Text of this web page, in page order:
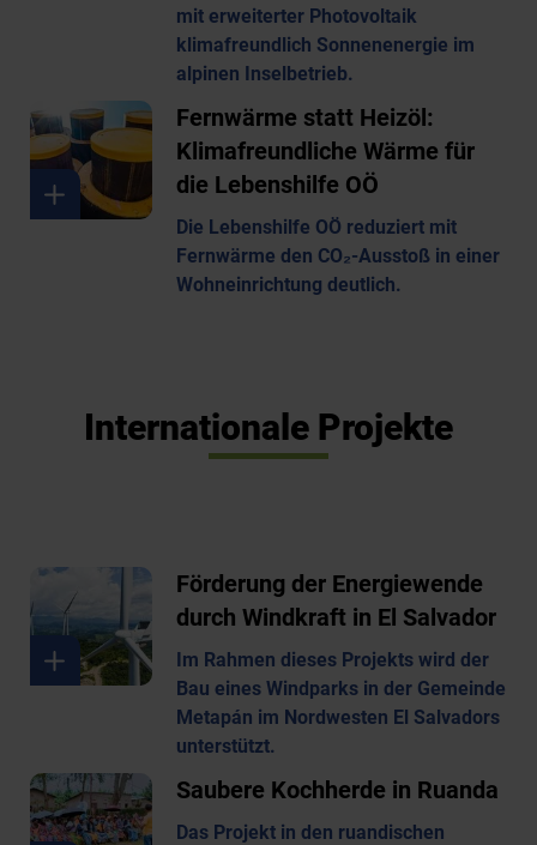
mit erweiterter Photovoltaik
klimafreundlich Sonnenenergie im
alpinen Inselbetrieb.
Fernwärme statt Heizöl:
Klimafreundliche Wärme für
die Lebenshilfe OÖ
Die Lebenshilfe OÖ reduziert mit
Fernwärme den CO₂-Ausstoß in einer
Wohneinrichtung deutlich.
Internationale Projekte
Förderung der Energiewende
durch Windkraft in El Salvador
Im Rahmen dieses Projekts wird der
Bau eines Windparks in der Gemeinde
Metapán im Nordwesten El Salvadors
unterstützt.
Saubere Kochherde in Ruanda
Das Projekt in den ruandischen